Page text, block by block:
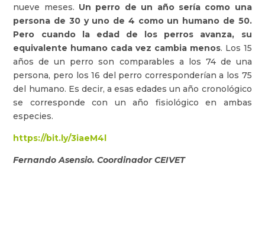
nueve meses. Un perro de un año sería como una
persona de 30 y uno de 4 como un humano de 50.
Pero cuando la edad de los perros avanza, su
equivalente humano cada vez cambia menos. Los 15
años de un perro son comparables a los 74 de una
persona, pero los 16 del perro corresponderían a los 75
del humano. Es decir, a esas edades un año cronológico
se corresponde con un año fisiológico en ambas
especies.
https://bit.ly/3iaeM4l
Fernando Asensio. Coordinador CEIVET